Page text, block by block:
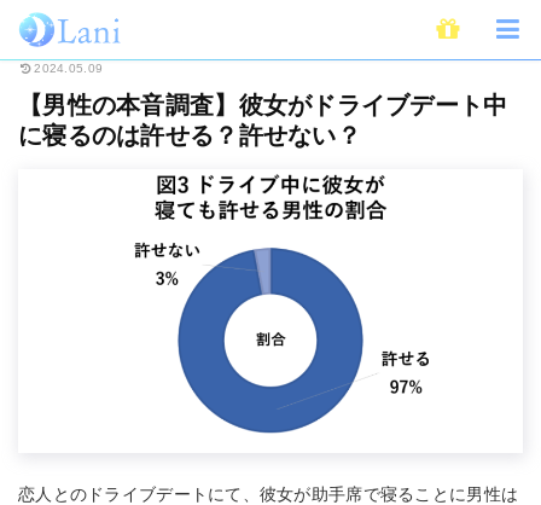
ホーム 恋愛 【男性の本音調査】彼女がドライブデート中に寝るのは許せ
2024.05.09
【男性の本音調査】彼女がドライブデート中
に寝るのは許せる？許せない？
恋人とのドライブデートにて、彼女が助手席で寝ることに男性は